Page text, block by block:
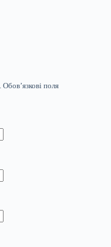
Обов’язкові поля